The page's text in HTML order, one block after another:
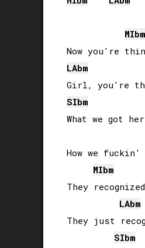
MIbm
LAbm
SIbm
What we got
How we fuckin'
MIbm
They recognized
LAbm
They just
SIbm